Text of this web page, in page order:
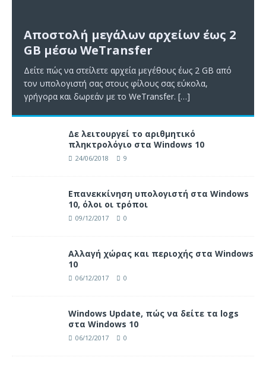
Αποστολή μεγάλων αρχείων έως 2
GB μέσω WeTransfer
Δείτε πώς να στείλετε αρχεία μεγέθους έως 2 GB από
τον υπολογιστή σας στους φίλους σας εύκολα,
γρήγορα και δωρεάν με το WeTransfer. […]
Δε λειτουργεί το αριθμητικό
πληκτρολόγιο στα Windows 10
24/06/2018 9
Επανεκκίνηση υπολογιστή στα Windows
10, όλοι οι τρόποι
09/12/2017 0
Αλλαγή χώρας και περιοχής στα Windows
10
06/12/2017 0
Windows Update, πώς να δείτε τα logs
στα Windows 10
06/12/2017 0